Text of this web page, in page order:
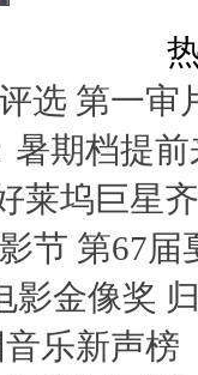
选 第一审
暑期档提
莱坞巨星
节 第67届
影金像奖
乐新声榜